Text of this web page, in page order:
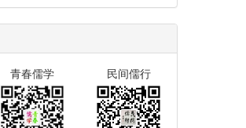
青春儒学 民间儒行